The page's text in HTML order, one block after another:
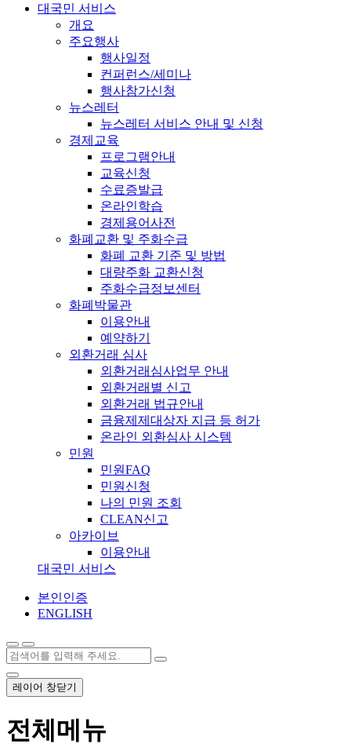
대국민 서비스
개요
주요행사
행사일정
컨퍼런스/세미나
행사참가신청
뉴스레터
뉴스레터 서비스 안내 및 신청
경제교육
프로그램안내
교육신청
수료증발급
온라인학습
경제용어사전
화폐교환 및 주화수급
화폐 교환 기준 및 방법
대량주화 교환신청
주화수급정보센터
화폐박물관
이용안내
예약하기
외환거래 심사
외환거래심사업무 안내
외환거래별 신고
외환거래 법규안내
금융제제대상자 지급 등 허가
온라인 외환심사 시스템
민원
민원FAQ
민원신청
나의 민원 조회
CLEAN신고
아카이브
이용안내
대국민 서비스
본인인증
ENGLISH
레이어 창닫기
전체메뉴